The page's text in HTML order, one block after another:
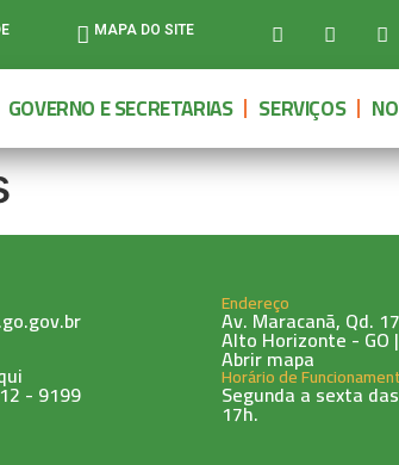
MAPA DO SITE
GOVERNO E SECRETARIAS SERVIÇOS
- 9199
Endereço
Av. Maracanã, Qd.
Alto Horizonte - GO
Abrir mapa
Horário de
Segunda a sexta
17h.